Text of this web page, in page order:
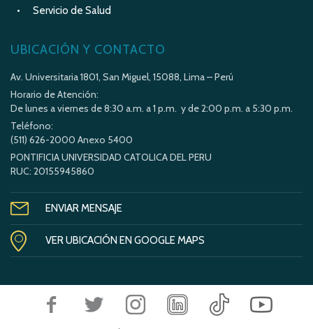
Servicio de Salud
UBICACIÓN Y CONTACTO
Av. Universitaria 1801, San Miguel, 15088, Lima – Perú
Horario de Atención:
De lunes a viernes de 8:30 a.m. a 1 p.m. y de 2:00 p.m. a 5:30 p.m.
Teléfono:
(511) 626-2000 Anexo 5400
PONTIFICIA UNIVERSIDAD CATOLICA DEL PERU
RUC: 20155945860
ENVIAR MENSAJE
VER UBICACIÓN EN GOOGLE MAPS